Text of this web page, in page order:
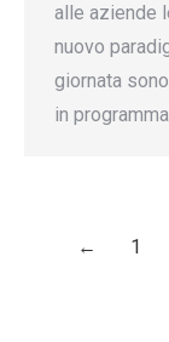
alle aziende
nuovo
giornata
in
← 1